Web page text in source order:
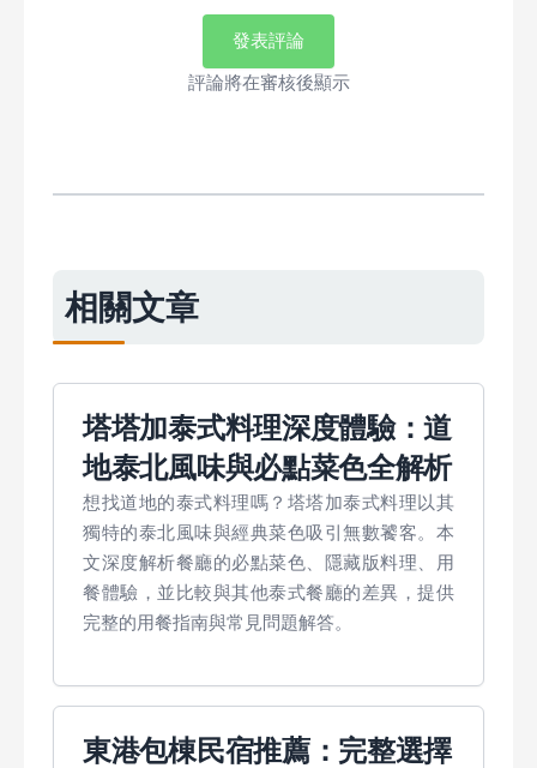
發表評論
評論將在審核後顯示
相關文章
塔塔加泰式料理深度體驗：道
地泰北風味與必點菜色全解析
想找道地的泰式料理嗎？塔塔加泰式料理以其
獨特的泰北風味與經典菜色吸引無數饕客。本
文深度解析餐廳的必點菜色、隱藏版料理、用
餐體驗，並比較與其他泰式餐廳的差異，提供
完整的用餐指南與常見問題解答。
東港包棟民宿推薦：完整選擇